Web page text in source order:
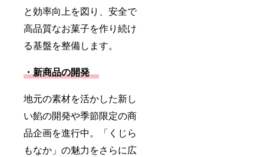
と効率向上を図り、安全で
高品質なお菓子を作り続け
る基盤を整備します。
・新商品の開発
地元の素材を活かした新し
い餡の開発や季節限定の商
品企画を進行中。「くじら
もなか」の魅力をさらに広